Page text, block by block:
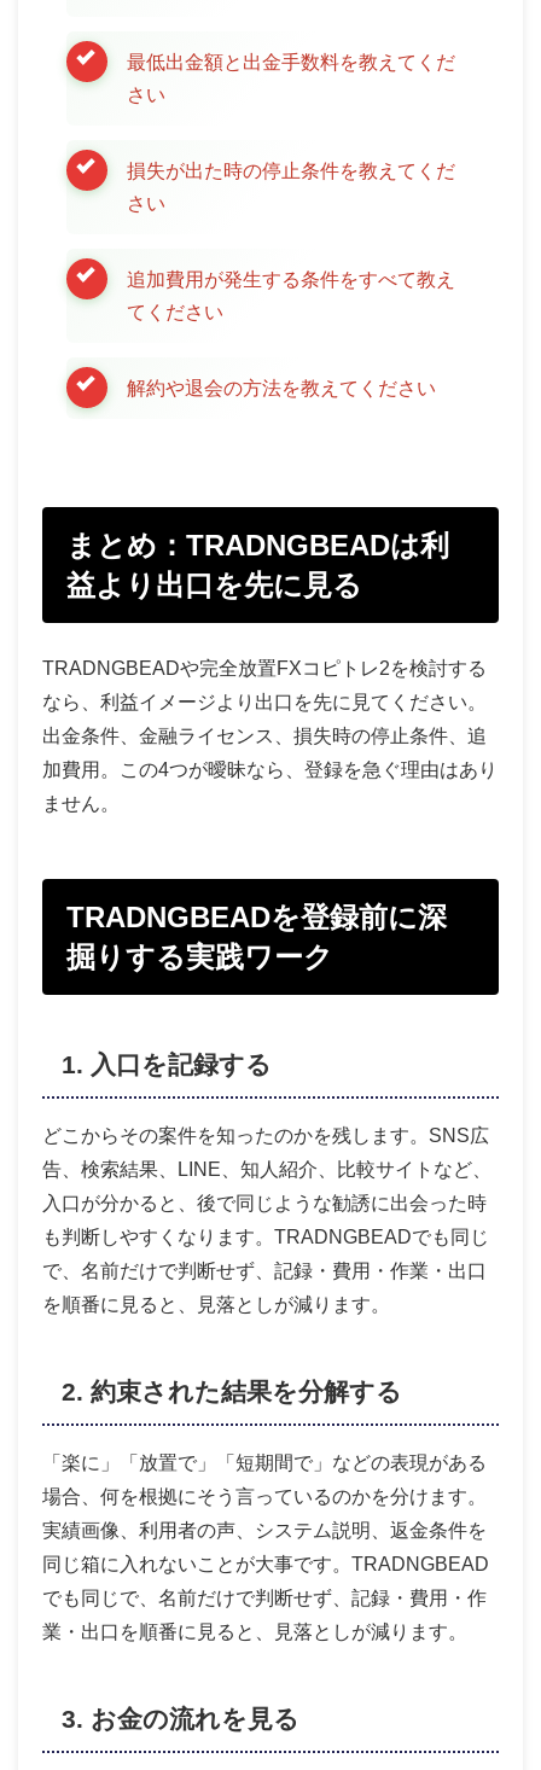
最低出金額と出金手数料を教えてくだ
さい
損失が出た時の停止条件を教えてくだ
さい
追加費用が発生する条件をすべて教え
てください
解約や退会の方法を教えてください
まとめ：TRADNGBEADは利
益より出口を先に見る
TRADNGBEADや完全放置FXコピトレ2を検討する
なら、利益イメージより出口を先に見てください。
出金条件、金融ライセンス、損失時の停止条件、追
加費用。この4つが曖昧なら、登録を急ぐ理由はあり
ません。
TRADNGBEADを登録前に深
掘りする実践ワーク
1. 入口を記録する
どこからその案件を知ったのかを残します。SNS広
告、検索結果、LINE、知人紹介、比較サイトなど、
入口が分かると、後で同じような勧誘に出会った時
も判断しやすくなります。TRADNGBEADでも同じ
で、名前だけで判断せず、記録・費用・作業・出口
を順番に見ると、見落としが減ります。
2. 約束された結果を分解する
「楽に」「放置で」「短期間で」などの表現がある
場合、何を根拠にそう言っているのかを分けます。
実績画像、利用者の声、システム説明、返金条件を
同じ箱に入れないことが大事です。TRADNGBEAD
でも同じで、名前だけで判断せず、記録・費用・作
業・出口を順番に見ると、見落としが減ります。
3. お金の流れを見る